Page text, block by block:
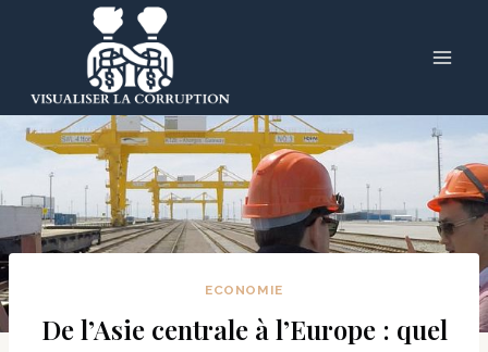
ECONOMIE
De l’Asie centrale à l’Europe : quel